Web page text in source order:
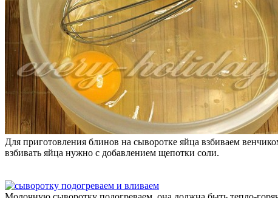
Для приготовления блинов на сыворотке яйца взбиваем
взбивать яйца нужно с добавлением щепотки соли.